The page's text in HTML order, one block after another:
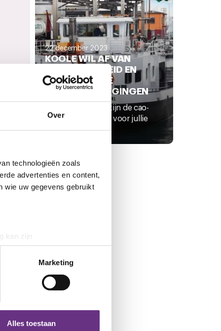
Over
technologieën zoals
advertenties en content,
wie uw gegevens gebruikt
kan zijn
detailgedeeltein. U kunt uw
partners voor social
die u aan ze heeft
Marketing
Alles toestaan
22 december 2023
KOOLE WIL AF VAN
WERKZEKERHEID EN
STRUCTURELE
LOONSVERHOGINGEN
Zoals jullie weten zijn de cao-
onderhandelingen voor jullie
nieuwe...